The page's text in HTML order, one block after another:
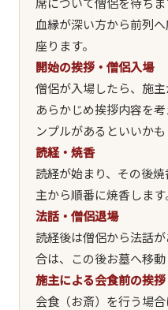
血縁が深い方から前列
座ります。
開始の挨拶・僧侶入場
僧侶が入場したら、施主
あらかじめ挨拶内容を
ンプルがあるといいかも
読経・焼香
読経が始まり、その後
主から順番に焼香します
法話・僧侶退場
読経後は僧侶から法話
合は、この後お墓へ移動
施主による会食前の挨拶
会食（お斎）を行う場